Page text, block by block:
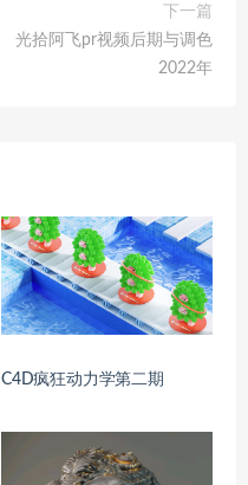
下一篇
光拾阿飞pr视频后期与调色
2022年
C4D疯狂动力学第二期